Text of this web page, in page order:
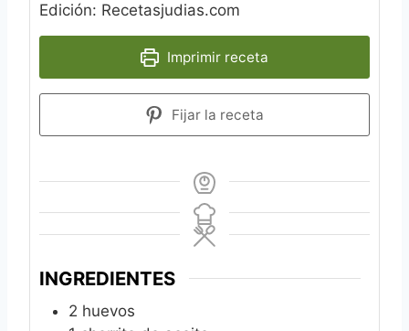
Edición: Recetasjudias.com
Imprimir receta
Fijar la receta
INGREDIENTES
2 huevos